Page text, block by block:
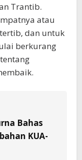
Trantib.
atau
dan untuk
berkurang
Bahas
KUA-